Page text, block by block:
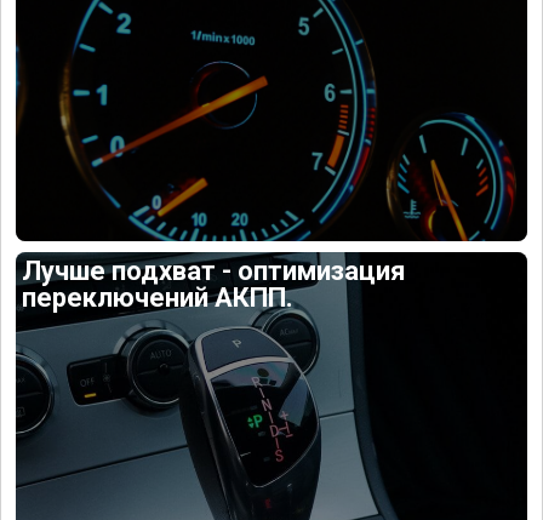
Лучше подхват - оптимизация
переключений АКПП.